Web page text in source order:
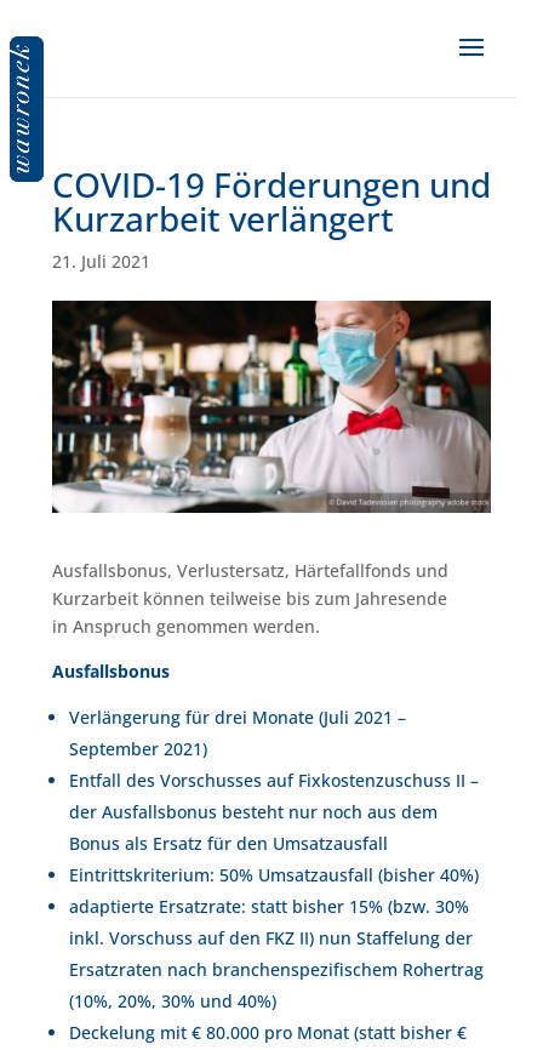
COVID-19 Förderungen und
Kurzarbeit verlängert
21. Juli 2021
Ausfallsbonus, Verlustersatz, Härtefallfonds und
Kurzarbeit können teilweise bis zum Jahresende
in Anspruch genommen werden.
Ausfallsbonus
Verlängerung für drei Monate (Juli 2021 –
September 2021)
Entfall des Vorschusses auf Fixkostenzuschuss II –
der Ausfallsbonus besteht nur noch aus dem
Bonus als Ersatz für den Umsatzausfall
Eintrittskriterium: 50% Umsatzausfall (bisher 40%)
adaptierte Ersatzrate: statt bisher 15% (bzw. 30%
inkl. Vorschuss auf den FKZ II) nun Staffelung der
Ersatzraten nach branchenspezifischem Rohertrag
(10%, 20%, 30% und 40%)
Deckelung mit € 80.000 pro Monat (statt bisher €